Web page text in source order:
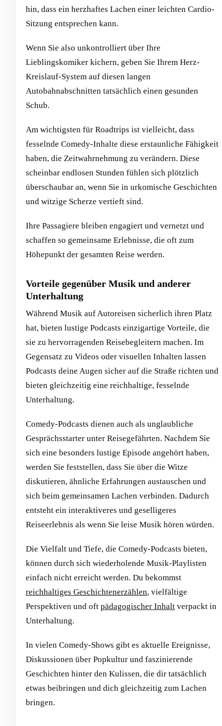
hin, dass ein herzhaftes Lachen einer leichten Cardio-
Sitzung entsprechen kann.
Wenn Sie also unkontrolliert über Ihre
Lieblingskomiker kichern, geben Sie Ihrem Herz-
Kreislauf-System auf diesen langen
Autobahnabschnitten tatsächlich einen gesunden
Schub.
Am wichtigsten für Roadtrips ist vielleicht, dass
fesselnde Comedy-Inhalte diese erstaunliche Fähigkeit
haben, die Zeitwahrnehmung zu verändern. Diese
scheinbar endlosen Stunden fühlen sich plötzlich
überschaubar an, wenn Sie in urkomische Geschichten
und witzige Scherze vertieft sind.
Ihre Passagiere bleiben engagiert und vernetzt und
schaffen so gemeinsame Erlebnisse, die oft zum
Höhepunkt der gesamten Reise werden.
Vorteile gegenüber Musik und anderer
Unterhaltung
Während Musik auf Autoreisen sicherlich ihren Platz
hat, bieten lustige Podcasts einzigartige Vorteile, die
sie zu hervorragenden Reisebegleitern machen. Im
Gegensatz zu Videos oder visuellen Inhalten lassen
Podcasts deine Augen sicher auf die Straße richten und
bieten gleichzeitig eine reichhaltige, fesselnde
Unterhaltung.
Comedy-Podcasts dienen auch als unglaubliche
Gesprächsstarter unter Reisegefährten. Nachdem Sie
sich eine besonders lustige Episode angehört haben,
werden Sie feststellen, dass Sie über die Witze
diskutieren, ähnliche Erfahrungen austauschen und
sich beim gemeinsamen Lachen verbinden. Dadurch
entsteht ein interaktiveres und geselligeres
Reiseerlebnis als wenn Sie leise Musik hören würden.
Die Vielfalt und Tiefe, die Comedy-Podcasts bieten,
können durch sich wiederholende Musik-Playlisten
einfach nicht erreicht werden. Du bekommst
reichhaltiges Geschichtenerzählen, vielfältige
Perspektiven und oft pädagogischer Inhalt verpackt in
Unterhaltung.
In vielen Comedy-Shows gibt es aktuelle Ereignisse,
Diskussionen über Popkultur und faszinierende
Geschichten hinter den Kulissen, die dir tatsächlich
etwas beibringen und dich gleichzeitig zum Lachen
bringen.